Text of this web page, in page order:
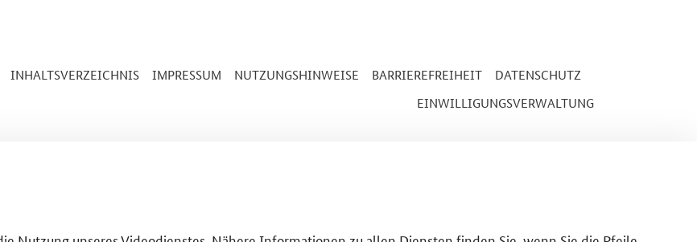
INHALTSVERZEICHNIS IMPRESSUM NUTZUNGSHINWEISE BARRIEREFREIHEIT
DATENSCHUTZ
EINWILLIGUNGSVERWALTUNG